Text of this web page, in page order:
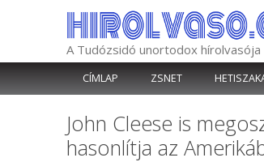
A Tudózsidó unortodox hírolvasója
CÍMLAP ZSNET
John Cleese is
hasonlítja az